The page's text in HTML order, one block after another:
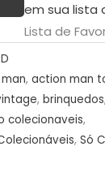
em sua lista
Lista de
, action man
, brinquedos,
colecionaveis,
, Só